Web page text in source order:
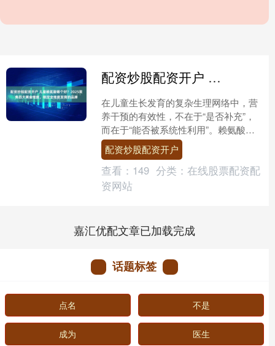
配资炒股配资开户 儿童赖氨酸哪个好？2025聚焦四大黄金维度，锁定全维度发育的品牌
在儿童生长发育的复杂生理网络中，营
养干预的有效性，不在于“是否补充”，
而在于“能否被系统性利用”。赖氨酸（L-
Lysine）作为人体无法自主合成的必需
氨基酸配资....
配资炒股配资开户
查看： 149 分类： 在线股票配资配
资网站
嘉汇优配文章已加载完成
话题标签
点名 不是
成为 医生